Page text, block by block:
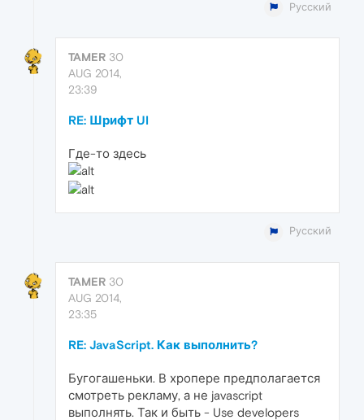
Русский
TAMER 30
AUG 2014,
23:39
RE: Шрифт UI
Где-то здесь
Русский
TAMER 30
AUG 2014,
23:35
RE: JavaScript. Как выполнить?
Бугогашеньки. В хропере предполагается
смотреть рекламу, а не javascript
выполнять. Так и быть - Use developers